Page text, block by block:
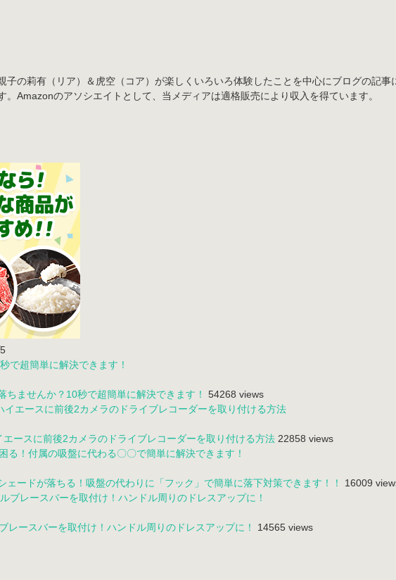
子の莉有（リア）＆虎空（コア）が楽しくいろいろ体験したことを中心にブログの記
。Amazonのアソシエイトとして、当メディアは適格販売により収入を得ています。
ちませんか？10秒で超簡単に解決できます！ 54268 views
エースに前後2カメラのドライブレコーダーを取り付ける方法 22858 views
ェードが落ちる！吸盤の代わりに「フック」で簡単に落下対策できます！！ 16009
レースバーを取付け！ハンドル周りのドレスアップに！ 14565 views